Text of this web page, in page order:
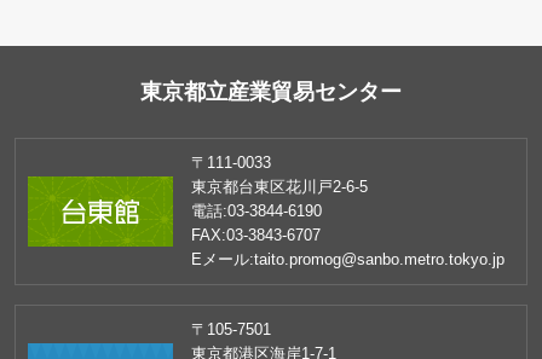
東京都立産業貿易センター
〒111-0033
東京都台東区花川戸2-6-5
電話:03-3844-6190
FAX:03-3843-6707
Eメール:taito.promog@sanbo.metro.tokyo.jp
〒105-7501
東京都港区海岸1-7-1